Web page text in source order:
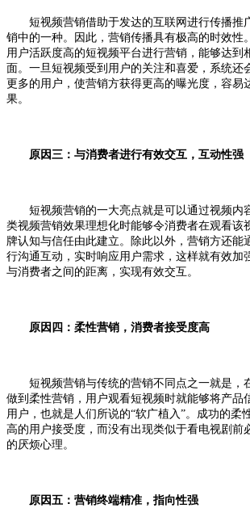
短视频营销借助于发达的互联网进行传播推
销中的一种。因此，营销传播具有极高的时效性
用户活跃度高的短视频平台进行营销，能够达到
面。一旦短视频受到用户的关注和喜爱，系统还
更多的用户，使营销方获得更高的曝光度，容易
果。
原因三：与消费者进行有效交互，互动性强
短视频营销的一大亮点就是可以通过视频内
类视频营销效果理想化时能够令消费者在观看该
牌认知与信任由此建立。除此以外，营销方还能
行沟通互动，实时响应用户需求，这样就有效加
与消费者之间的距离，实现有效交互。
原因四：柔性营销，消费者接受度高
短视频营销与传统的营销不同点之一就是，
做到柔性营销，用户观看短视频时就能够将产品
用户，也就是人们所说的“软广植入”。成功的柔
高的用户接受度，而没有出现类似于看电视剧前
的厌烦心理。
原因五：营销终端精准，指向性强